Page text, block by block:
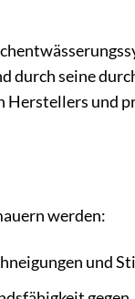
durch seine
Herstellers und
werden:
und